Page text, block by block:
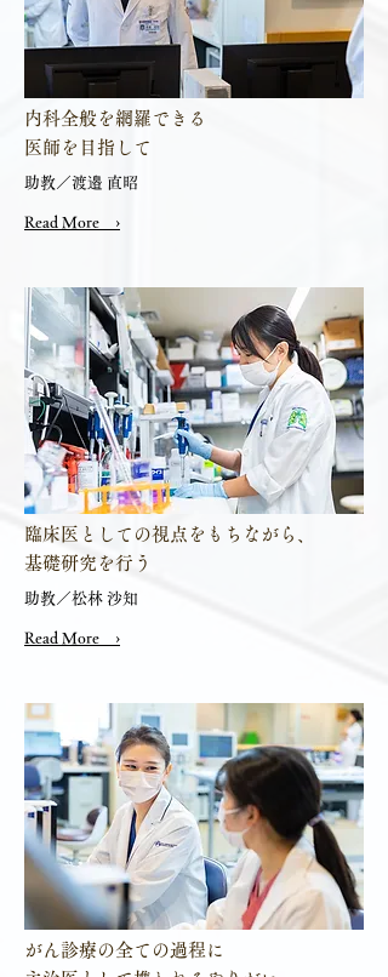
内科全般を網羅できる
医師を目指して
助教／渡邉 直昭
Read More ›
臨床医としての視点をもちながら、
​基礎研究を行う
助教／松林 沙知
Read More ›
がん診療の全ての過程に